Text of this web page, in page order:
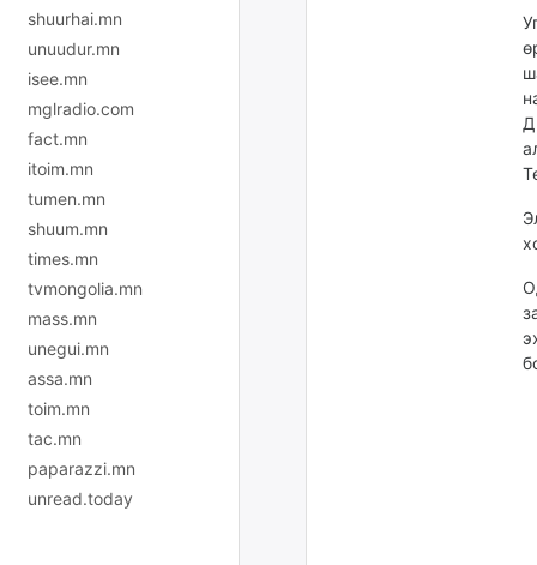
shuurhai.mn
unuudur.mn
isee.mn
mglradio.com
fact.mn
itoim.mn
tumen.mn
shuum.mn
times.mn
tvmongolia.mn
mass.mn
unegui.mn
assa.mn
toim.mn
tac.mn
paparazzi.mn
unread.today